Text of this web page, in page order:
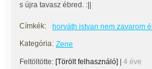
s újra tavasz ébred. :||
Címkék:
horváth istvan nem zavarom
Kategória: Zene
Feltöltötte: [Törölt felhasználó] 4 éve